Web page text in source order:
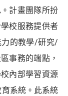
計畫團隊所扮
校服務提供者
力的教學/研究/
事務的端點，
內部學習資源
系統。此系統